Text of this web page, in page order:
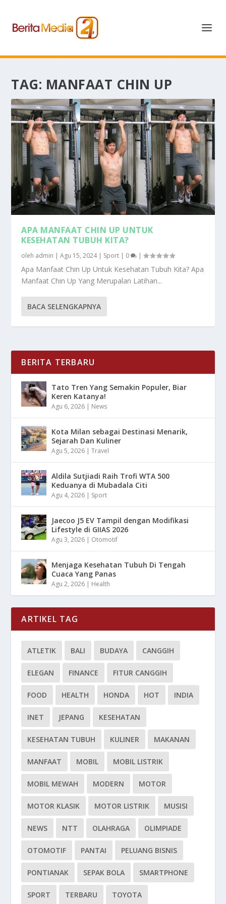
TAG: MANFAAT CHIN UP
APA MANFAAT CHIN UP UNTUK
KESEHATAN TUBUH KITA?
oleh admin |Agu 15, 2024| Sport | 0 |
Apa Manfaat Chin Up Untuk Kesehatan Tubuh Kita? Apa
Manfaat Chin Up Yang Merupalan Latihan...
BACA SELENGKAPNYA
BERITA TERBARU
Tato Tren Yang Semakin Populer, Biar
Keren Katanya!
Agu 6, 2026 | News
Kota Milan sebagai Destinasi Menarik,
Sejarah Dan Kuliner
Agu 5, 2026 |Travel
Aldila Sutjiadi Raih Trofi WTA 500
Keduanya di Mubadala Citi
Agu 4, 2026 | Sport
Jaecoo J5 EV Tampil dengan Modifikasi
Lifestyle di GIIAS 2026
Agu 3, 2026 | Otomotif
Menjaga Kesehatan Tubuh Di Tengah
Cuaca Yang Panas
Agu 2, 2026 | Health
ARTIKEL TAG
ATLETIK BALI BUDAYA CANGGIH
ELEGAN FINANCE FITUR CANGGIH
FOOD HEALTH HONDA HOT INDIA
INET JEPANG KESEHATAN
KESEHATAN TUBUH KULINER MAKANAN
MANFAAT MOBIL MOBIL LISTRIK
MOBIL MEWAH MODERN MOTOR
MOTOR KLASIK MOTOR LISTRIK MUSISI
NEWS NTT OLAHRAGA OLIMPIADE
OTOMOTIF PANTAI PELUANG BISNIS
PONTIANAK SEPAK BOLA SMARTPHONE
SPORT TERBARU TOYOTA